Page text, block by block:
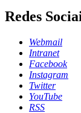
Redes
Webmail
Intranet
Facebook
Instagram
Twitter
YouTube
RSS